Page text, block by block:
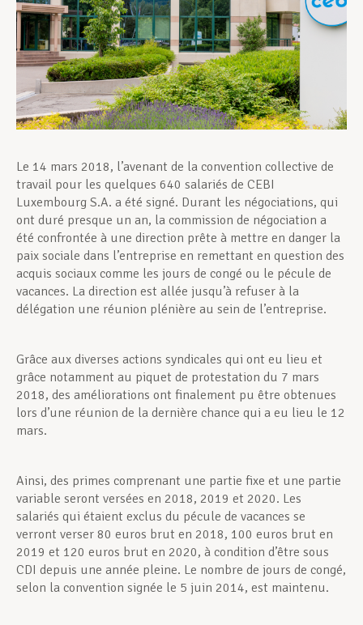
Actualités
Le 14 mars 2018, l’avenant de la convention collective de
travail pour les quelques 640 salariés de CEBI
Luxembourg S.A. a été signé. Durant les négociations, qui
ont duré presque un an, la commission de négociation a
été confrontée à une direction prête à mettre en danger la
paix sociale dans l’entreprise en remettant en question des
acquis sociaux comme les jours de congé ou le pécule de
vacances. La direction est allée jusqu’à refuser à la
délégation une réunion plénière au sein de l’entreprise.
Grâce aux diverses actions syndicales qui ont eu lieu et
grâce notamment au piquet de protestation du 7 mars
2018, des améliorations ont finalement pu être obtenues
lors d’une réunion de la dernière chance qui a eu lieu le 12
mars.
Ainsi, des primes comprenant une partie fixe et une partie
variable seront versées en 2018, 2019 et 2020. Les
salariés qui étaient exclus du pécule de vacances se
verront verser 80 euros brut en 2018, 100 euros brut en
2019 et 120 euros brut en 2020, à condition d’être sous
CDI depuis une année pleine. Le nombre de jours de congé,
selon la convention signée le 5 juin 2014, est maintenu.